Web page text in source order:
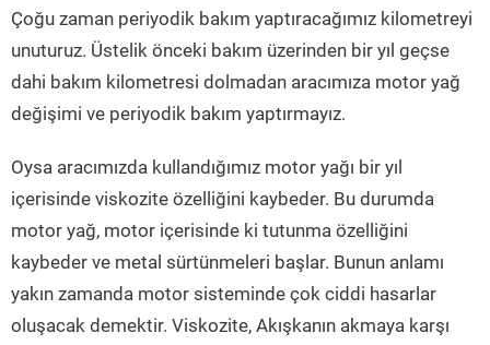
Çoğu zaman periyodik bakım yaptıracağımız kilometreyi
unuturuz. Üstelik önceki bakım üzerinden bir yıl geçse
dahi bakım kilometresi dolmadan aracımıza motor yağ
değişimi ve periyodik bakım yaptırmayız.
Oysa aracımızda kullandığımız motor yağı bir yıl
içerisinde viskozite özelliğini kaybeder. Bu durumda
motor yağ, motor içerisinde ki tutunma özelliğini
kaybeder ve metal sürtünmeleri başlar. Bunun anlamı
yakın zamanda motor sisteminde çok ciddi hasarlar
oluşacak demektir. Viskozite, Akışkanın akmaya karşı